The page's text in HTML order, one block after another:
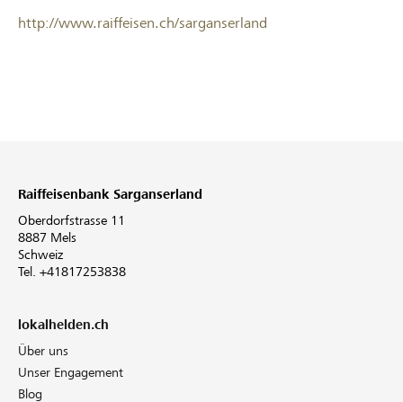
http://www.raiffeisen.ch/sarganserland
Raiffeisenbank Sarganserland
Oberdorfstrasse 11
8887 Mels
Schweiz
Tel. +41817253838
lokalhelden.ch
Über uns
Unser Engagement
Blog